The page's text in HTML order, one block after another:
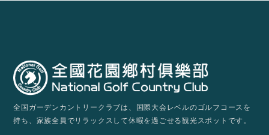
全国ガーデンカントリークラブは、国際大会レベルのゴルフコースを
持ち、家族全員でリラックスして休暇を過ごせる観光スポットです。